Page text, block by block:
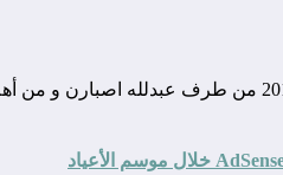
مدونة تقنية يوجد مقرها في المغرب, و قد تم